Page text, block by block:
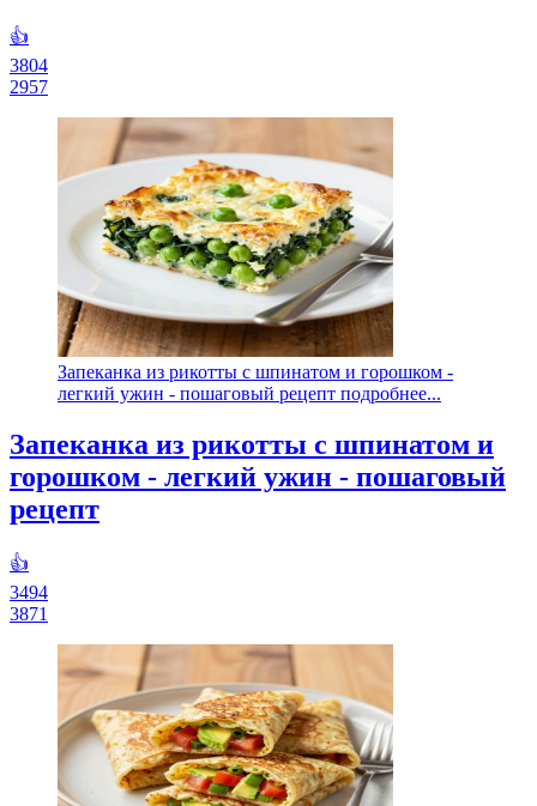
👍
3804
2957
Запеканка из рикотты с шпинатом и горошком -
легкий ужин - пошаговый рецепт подробнее...
Запеканка из рикотты с шпинатом и
горошком - легкий ужин - пошаговый
рецепт
👍
3494
3871